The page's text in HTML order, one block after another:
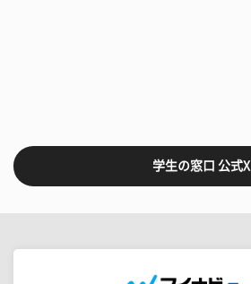
学生の窓口 公式X